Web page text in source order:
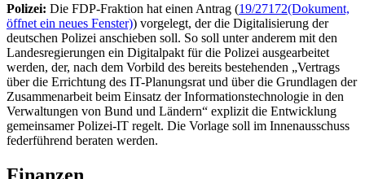
Polizei: Die FDP-Fraktion hat einen Antrag (19/27172(Dokument,
öffnet ein neues Fenster)) vorgelegt, der die Digitalisierung der
deutschen Polizei anschieben soll. So soll unter anderem mit den
Landesregierungen ein Digitalpakt für die Polizei ausgearbeitet
werden, der, nach dem Vorbild des bereits bestehenden „Vertrags
über die Errichtung des IT-Planungsrat und über die Grundlagen der
Zusammenarbeit beim Einsatz der Informationstechnologie in den
Verwaltungen von Bund und Ländern“ explizit die Entwicklung
gemeinsamer Polizei-IT regelt. Die Vorlage soll im Innenausschuss
federführend beraten werden.
Finanzen